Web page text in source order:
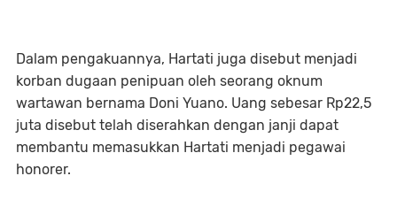
Dalam pengakuannya, Hartati juga disebut menjadi
korban dugaan penipuan oleh seorang oknum
wartawan bernama Doni Yuano. Uang sebesar Rp22,5
juta disebut telah diserahkan dengan janji dapat
membantu memasukkan Hartati menjadi pegawai
honorer.